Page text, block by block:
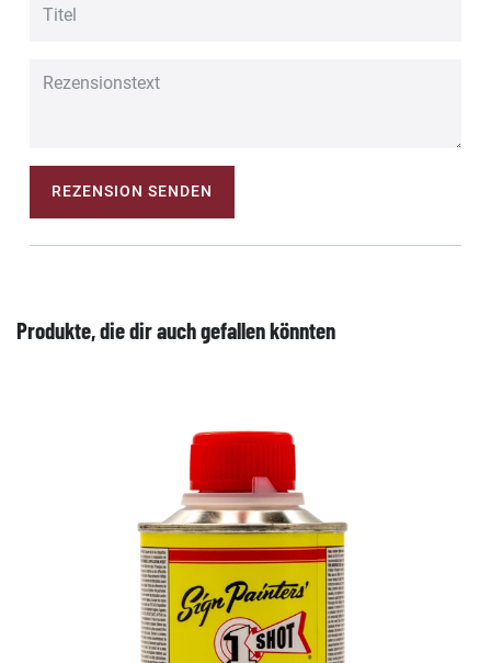
REZENSION SENDEN
Produkte, die dir auch gefallen könnten